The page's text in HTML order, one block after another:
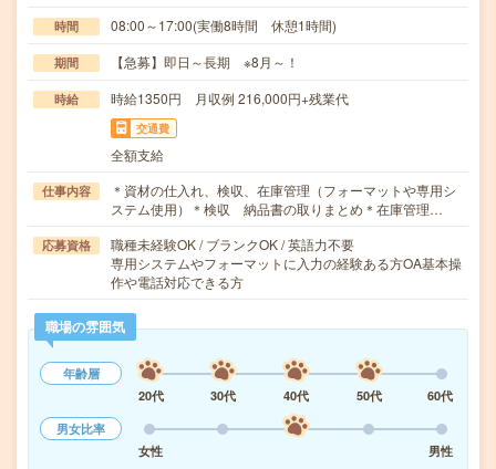
時間 08:00～17:00(実働8時間 休憩1時間)
期間 【急募】即日～長期 ※8月～！
時給 時給1350円 月収例 216,000円+残業代
交通費
全額支給
仕事内容
＊資材の仕入れ、検収、在庫管理（フォーマットや専用シ
ステム使用）＊検収 納品書の取りまとめ＊在庫管理…
応募資格
職種未経験OK / ブランクOK / 英語力不要
専用システムやフォーマットに入力の経験ある方OA基本操
作や電話対応できる方
職場の雰囲気
年齢層
20代
30代 40代 50代
60代
男女比率
女性
男性